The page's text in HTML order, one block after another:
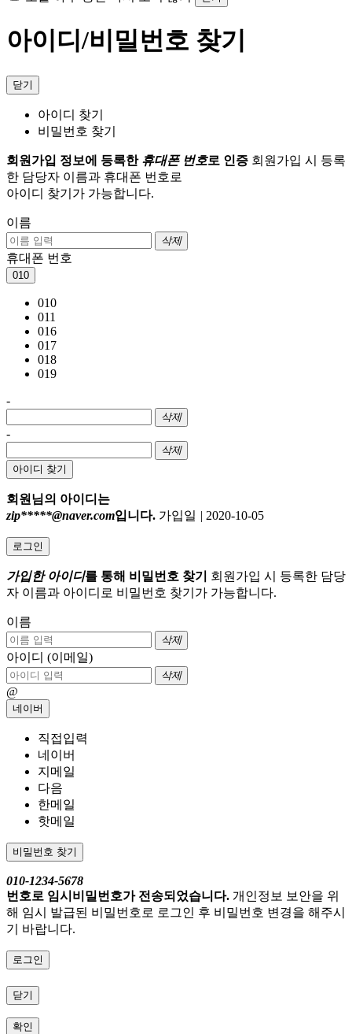
아이디/비밀번호 찾기
닫기
아이디 찾기
비밀번호 찾기
회원가입 정보에 등록한 휴대폰 번호로 인증 회원가입 시 등록
한 담당자 이름과 휴대폰 번호로
아이디 찾기가 가능합니다.
이름
삭제
휴대폰 번호
010
010
011
016
017
018
019
-
삭제
-
삭제
아이디 찾기
회원님의 아이디는
zip*****@naver.com입니다. 가입일 | 2020-10-05
로그인
가입한 아이디를 통해 비밀번호 찾기
회원가입 시 등록한 담당
자 이름과 아이디로 비밀번호 찾기가 가능합니다.
이름
삭제
아이디 (이메일)
삭제
@
네이버
직접입력
네이버
지메일
다음
한메일
핫메일
비밀번호 찾기
010-1234-5678
번호로 임시비밀번호가 전송되었습니다. 개인정보 보안을 위
해 임시 발급된 비밀번호로 로그인 후 비밀번호 변경을 해주시
기 바랍니다.
로그인
닫기
확인